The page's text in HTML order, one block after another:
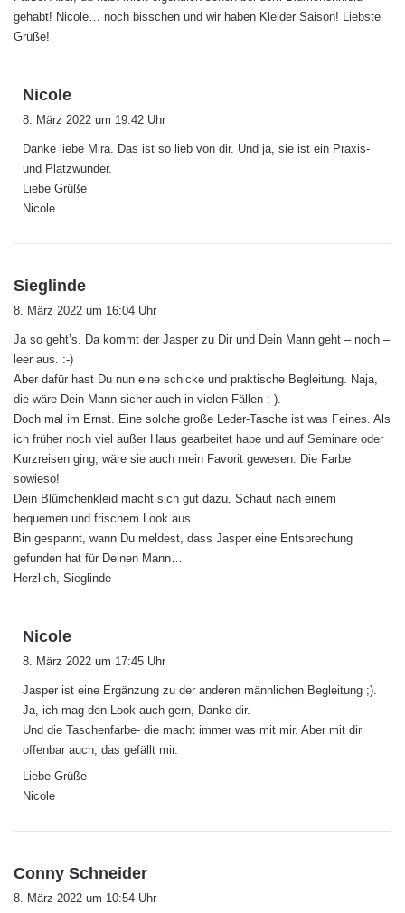
gehabt! Nicole… noch bisschen und wir haben Kleider Saison! Liebste
Grüße!
Nicole
t
:
8. März 2022 um 19:42 Uhr
Danke liebe Mira. Das ist so lieb von dir. Und ja, sie ist ein Praxis-
und Platzwunder.
Liebe Grüße
Nicole
Sieglinde
t
8. März 2022 um 16:04 Uhr
Ja so geht’s. Da kommt der Jasper zu Dir und Dein Mann geht – noch –
leer aus. :-)
Aber dafür hast Du nun eine schicke und praktische Begleitung. Naja,
die wäre Dein Mann sicher auch in vielen Fällen :-).
Doch mal im Ernst. Eine solche große Leder-Tasche ist was Feines. Als
ich früher noch viel außer Haus gearbeitet habe und auf Seminare oder
Kurzreisen ging, wäre sie auch mein Favorit gewesen. Die Farbe
sowieso!
Dein Blümchenkleid macht sich gut dazu. Schaut nach einem
bequemen und frischem Look aus.
Bin gespannt, wann Du meldest, dass Jasper eine Entsprechung
gefunden hat für Deinen Mann…
Herzlich, Sieglinde
Nicole
t
:
8. März 2022 um 17:45 Uhr
Jasper ist eine Ergänzung zu der anderen männlichen Begleitung ;).
Ja, ich mag den Look auch gern, Danke dir.
Und die Taschenfarbe- die macht immer was mit mir. Aber mit dir
offenbar auch, das gefällt mir.
Liebe Grüße
Nicole
Conny Schneider
8. März 2022 um 10:54 Uhr